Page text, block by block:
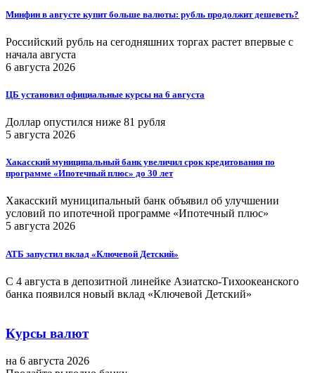
Минфин в августе купит больше валюты: рубль продолжит дешеветь?
Российский рубль на сегодняшних торгах растет впервые с
начала августа
6 августа 2026
ЦБ установил официальные курсы на 6 августа
Доллар опустился ниже 81 рубля
5 августа 2026
Хакасский муниципальный банк увеличил срок кредитования по
программе «Ипотечный плюс» до 30 лет
Хакасский муниципальный банк объявил об улучшении
условий по ипотечной программе «Ипотечный плюс»
5 августа 2026
АТБ запустил вклад «Ключевой Детский»
С 4 августа в депозитной линейке Азиатско-Тихоокеанского
банка появился новый вклад «Ключевой Детский»
Курсы валют
на 6 августа 2026